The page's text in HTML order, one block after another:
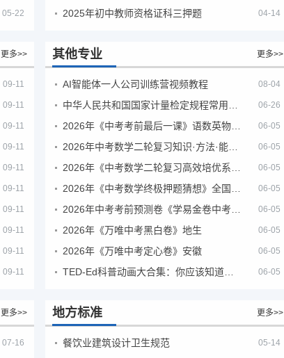
05-22 2025年初中教师资格证科三押题 04-14
更多>>
09-11
09-11
09-11
09-11
09-11
09-11
09-11
09-11
09-11
09-11
其他专业 更多>>
AI智能体一人公司训练营视频教程 08-04
06-26
06-05
06-05
06-05
06-05
06-05
2026年《万唯中考黑白卷》地生 06-05
2026年《万唯中考定心卷》安徽 06-05
06-05
更多>>
07-16
地方标准 更多>>
餐饮业建筑设计卫生规范 05-14